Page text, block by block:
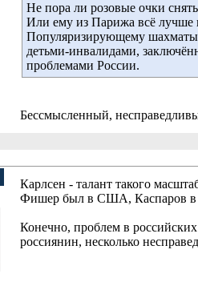
Не пора ли розовые очки
Или ему из Парижа всё лучше
Популяризирующему
детьми-инвалидами,
проблемами России.
Бессмысленный,
Карлсен - талант такого
Фишер был в США, Каспаров в
Конечно, проблем в
россиянин, несколько